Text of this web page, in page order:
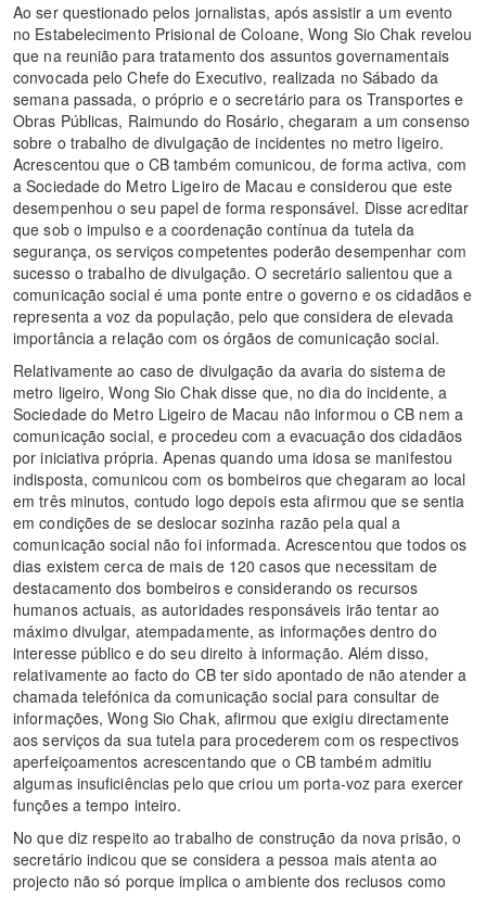
Ao ser questionado pelos jornalistas, após assistir a um evento
no Estabelecimento Prisional de Coloane, Wong Sio Chak revelou
que na reunião para tratamento dos assuntos governamentais
convocada pelo Chefe do Executivo, realizada no Sábado da
semana passada, o próprio e o secretário para os Transportes e
Obras Públicas, Raimundo do Rosário, chegaram a um consenso
sobre o trabalho de divulgação de incidentes no metro ligeiro.
Acrescentou que o CB também comunicou, de forma activa, com
a Sociedade do Metro Ligeiro de Macau e considerou que este
desempenhou o seu papel de forma responsável. Disse acreditar
que sob o impulso e a coordenação contínua da tutela da
segurança, os serviços competentes poderão desempenhar com
sucesso o trabalho de divulgação. O secretário salientou que a
comunicação social é uma ponte entre o governo e os cidadãos e
representa a voz da população, pelo que considera de elevada
importância a relação com os órgãos de comunicação social.
Relativamente ao caso de divulgação da avaria do sistema de
metro ligeiro, Wong Sio Chak disse que, no dia do incidente, a
Sociedade do Metro Ligeiro de Macau não informou o CB nem a
comunicação social, e procedeu com a evacuação dos cidadãos
por iniciativa própria. Apenas quando uma idosa se manifestou
indisposta, comunicou com os bombeiros que chegaram ao local
em três minutos, contudo logo depois esta afirmou que se sentia
em condições de se deslocar sozinha razão pela qual a
comunicação social não foi informada. Acrescentou que todos os
dias existem cerca de mais de 120 casos que necessitam de
destacamento dos bombeiros e considerando os recursos
humanos actuais, as autoridades responsáveis irão tentar ao
máximo divulgar, atempadamente, as informações dentro do
interesse público e do seu direito à informação. Além disso,
relativamente ao facto do CB ter sido apontado de não atender a
chamada telefónica da comunicação social para consultar de
informações, Wong Sio Chak, afirmou que exigiu directamente
aos serviços da sua tutela para procederem com os respectivos
aperfeiçoamentos acrescentando que o CB também admitiu
algumas insuficiências pelo que criou um porta-voz para exercer
funções a tempo inteiro.
No que diz respeito ao trabalho de construção da nova prisão, o
secretário indicou que se considera a pessoa mais atenta ao
projecto não só porque implica o ambiente dos reclusos como